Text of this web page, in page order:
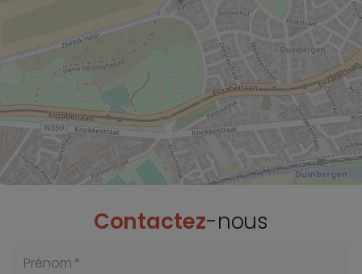
Contactez-nous
Prénom *